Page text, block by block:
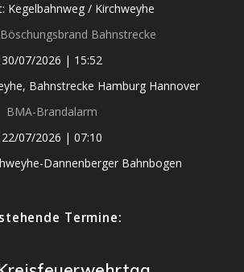
Kegelbahnweg / Kirchweyhe
Böschungsbrand Bahnstrecke
30/07/2026 | 15:52
Bahnstrecke Hamburg Hannover
BMA-Brandalarm
22/07/2026 | 07:10
Dannenberger Bahnbogen
Termine: